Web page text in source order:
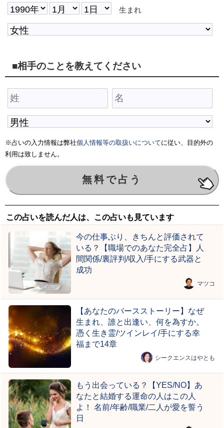
生まれ
■相手のことを教えてください
※占いの入力情報は弊社個人情報等の取扱いについてに従い、目的外の
利用は致しません。
この占いを読んだ人は、この占いも見ています
今の仕事ぶり、きちんと評価されて
いる？【職場でのあなた完全占】人
間関係/裏評判/収入/手にする武器と
成功
マツコ
【あなたのバースストーリー】なぜ
生まれ、誰と出逢い、何を為すか。
憑く生き霊/ツインレイ/手にする幸
福まで14章
シークエンスはやとも
もう出会っている？【YES/NO】あ
なたと結婚する運命の人はこの人
よ！ 名前/年齢/職業/二人が愛を誓う
日